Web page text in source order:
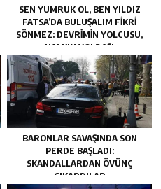
SEN YUMRUK OL, BEN YILDIZ
FATSA’DA BULUŞALIM FIKRI
SÖNMEZ: DEVRIMIN YOLCUSU,
HALKIN YOLDAŞI
BARONLAR SAVAŞINDA SON
PERDE BAŞLADI:
SKANDALLARDAN ÖVÜNÇ
ÇIKARDILAR